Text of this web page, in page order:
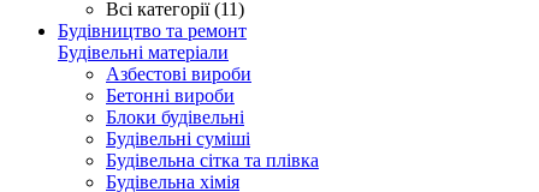
Всі категорії (11)
Будівництво та ремонт
Будівельні матеріали
Азбестові вироби
Бетонні вироби
Блоки будівельні
Будівельні суміші
Будівельна сітка та плівка
Будівельна хімія